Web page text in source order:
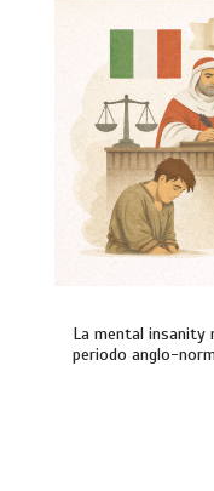
La mental insanity
periodo anglo-